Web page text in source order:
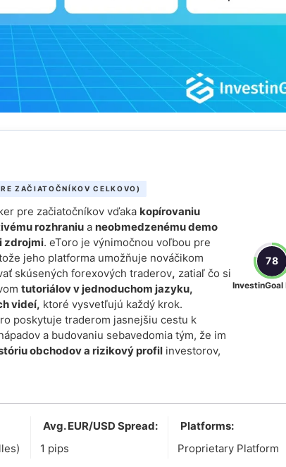
ZAČIATOČNÍKOV CELKOVO)
pre začiatočníkov vďaka kopírovaniu
rozhraniu a neobmedzenému demo
zdrojmi. eToro je výnimočnou voľbou pre
jeho platforma umožňuje nováčikom
skúsených forexových traderov, zatiaľ čo si
tutoriálov v jednoduchom jazyku,
videí, ktoré vysvetľujú každý krok.
poskytuje traderom jasnejšiu cestu k
a budovaniu sebavedomia tým, že im
obchodov a rizikový profil investorov,
78
InvestinGoal
Avg. EUR/USD Spread:
1 pips
Platforms:
Proprietary Platform